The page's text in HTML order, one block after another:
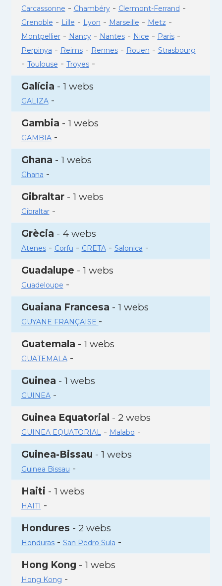
Carcassonne - Chambéry- Clermont-Ferrand -
Grenoble - Lille - Lyon - Marseille - Metz -
Montpellier- Nancy- Nantes- Nice - Paris-
Perpinya - Reims- Rennes- Rouen - Strasbourg
- Toulouse - Troyes-
Galícia - 1 webs
GALIZA-
Gambia - 1 webs
GAMBIA-
Ghana - 1 webs
Ghana -
Gibraltar- 1 webs
Gibraltar-
Grècia - 4 webs
Atenes- Corfu - CRETA- Salonica -
Guadalupe - 1 webs
Guadeloupe -
Guaiana Francesa - 1 webs
GUYANE FRANÇAISE -
Guatemala - 1 webs
GUATEMALA-
Guinea - 1 webs
GUINEA-
Guinea Equatorial - 2 webs
GUINEA EQUATORIAL- Malabo -
Guinea-Bissau - 1 webs
Guinea Bissau -
Haiti - 1 webs
HAITI -
Hondures - 2 webs
Honduras- San Pedro Sula -
Hong Kong - 1 webs
Hong Kong -